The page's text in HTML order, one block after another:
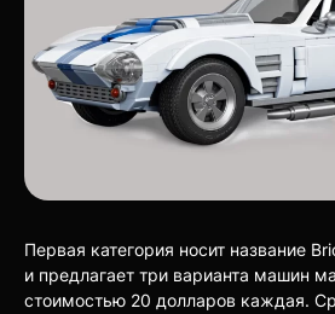
Первая категория носит название
и предлагает три варианта машин
стоимостью 20 долларов каждая.